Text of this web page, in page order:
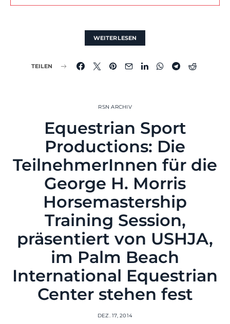
WEITERLESEN
TEILEN
RSN ARCHIV
Equestrian Sport
Productions: Die
TeilnehmerInnen für die
George H. Morris
Horsemastership
Training Session,
präsentiert von USHJA,
im Palm Beach
International Equestrian
Center stehen fest
DEZ. 17, 2014